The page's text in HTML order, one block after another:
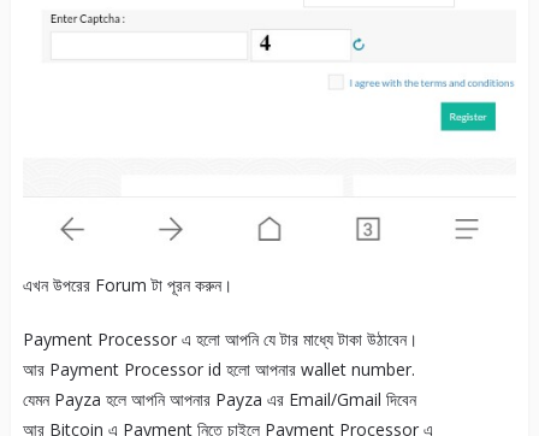
এখন উপরের Forum টা পূরন করুন।
Payment Processor এ হলো আপনি যে টার মাধ্যে টাকা উঠাবেন।
আর Payment Processor id হলো আপনার wallet number.
যেমন Payza হলে আপনি আপনার Payza এর Email/Gmail দিবেন
আর Bitcoin এ Payment নিতে চাইলে Payment Processor এ